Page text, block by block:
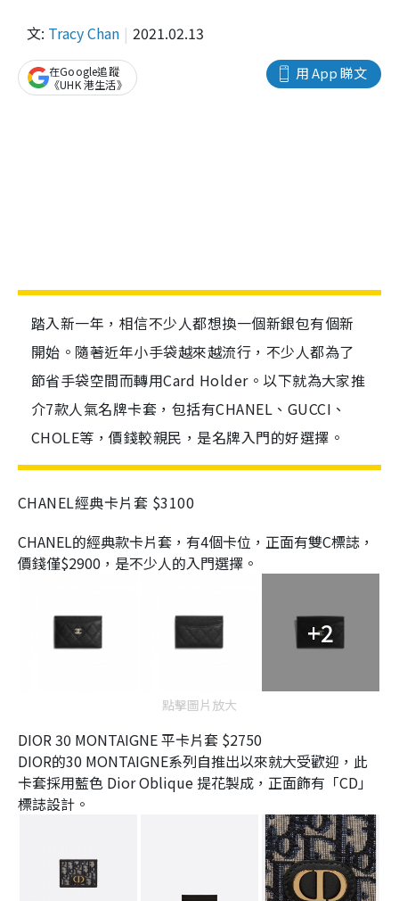
文: Tracy Chan 2021.02.13
用 App 睇文
在Google追蹤
《UHK 港生活》
踏入新一年，相信不少人都想換一個新銀包有個新
開始。隨著近年小手袋越來越流行，不少人都為了
節省手袋空間而轉用Card Holder。以下就為大家推
介7款人氣名牌卡套，包括有CHANEL、GUCCI、
CHOLE等，價錢較親民，是名牌入門的好選擇。
CHANEL經典卡片套 $3100
CHANEL的經典款卡片套，有4個卡位，正面有雙C標誌，
價錢僅$2900，是不少人的入門選擇。
+2
點擊圖片放大
DIOR 30 MONTAIGNE 平卡片套 $2750
DIOR的30 MONTAIGNE系列自推出以來就大受歡迎，此
卡套採用藍色 Dior Oblique 提花製成，正面飾有「CD」
標誌設計。